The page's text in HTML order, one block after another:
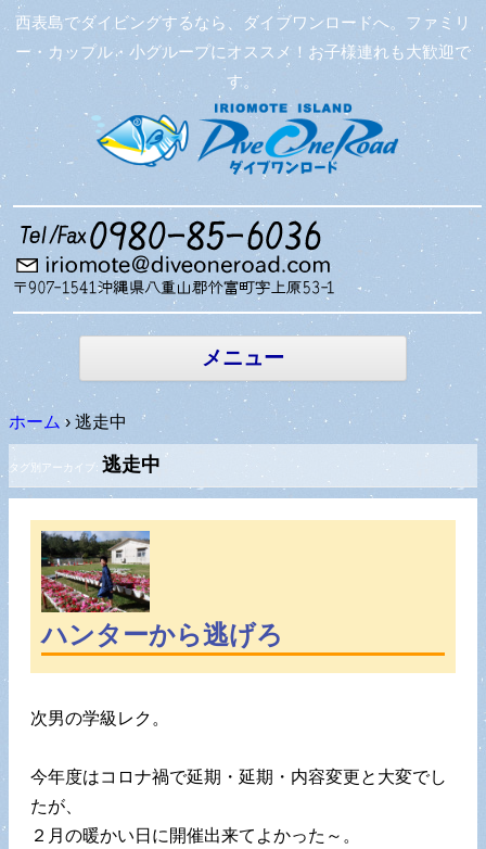
西表島でダイビングするなら、ダイブワンロードへ。ファミリ
ー・カップル・小グループにオススメ！お子様連れも大歓迎で
す。
メニュー
コンテン
ホーム › 逃走中
タグ別アーカイブ: 逃走中
ハンターから逃げろ
次男の学級レク。
今年度はコロナ禍で延期・延期・内容変更と大変でし
たが、
２月の暖かい日に開催出来てよかった～。